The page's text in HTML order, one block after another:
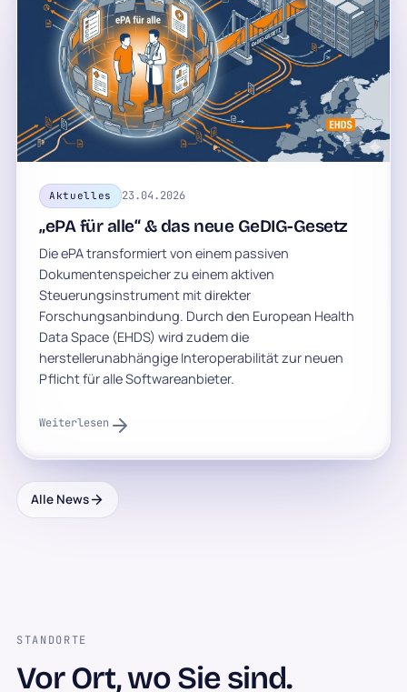
Aktuelles 23.04.2026
„ePA für alle“ & das neue GeDIG-Gesetz
Die ePA transformiert von einem passiven
Dokumentenspeicher zu einem aktiven
Steuerungsinstrument mit direkter
Forschungsanbindung. Durch den European Health
Data Space (EHDS) wird zudem die
herstellerunabhängige Interoperabilität zur neuen
Pflicht für alle Softwareanbieter.
Weiterlesen
Alle News
STANDORTE
Vor Ort, wo Sie sind.